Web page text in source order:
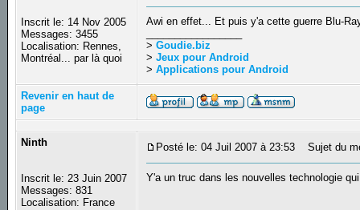
Inscrit le: 14 Nov 2005
Messages: 3455
Localisation: Rennes,
Montréal... par là quoi
Awi en effet... Et puis y'a cette guerre Blu-
>Goudie.biz
>Jeux pour Android
>Applications pour Android
Revenir en haut de
page
Ninth
Inscrit le: 23 Juin 2007
Messages: 831
Localisation: France
Posté le: 04 Juil 2007 à 23:53 Sujet du
Y'a un truc dans les nouvelles technologie